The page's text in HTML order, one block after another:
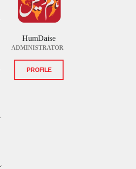
HumDaise
ADMINISTRATOR
PROFILE